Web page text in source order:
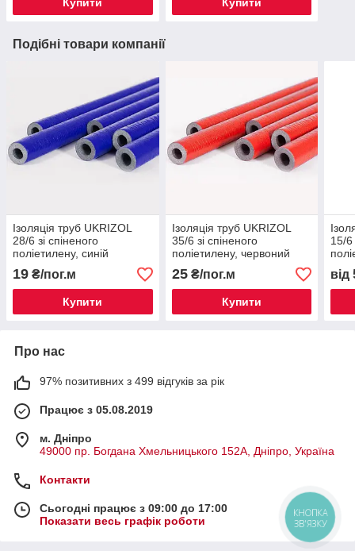
Купити Купити
Подібні товари компанії
Ізоляція труб UKRIZOL
28/6 зі спіненого
поліетилену, синій
19 ₴/пог.м
Купити
Ізоляція труб UKRIZOL
35/6 зі спіненого
поліетилену, червоний
25₴/пог.м
Купити
15/6
від
Про нас
97% позитивних з 499 відгуків за рік
Працює з 05.08.2019
м. Дніпро
49000 пр. Богдана Хмельницького 152А, Дніпро, Україна
Контакти
Сьогодні працює з 09:00 до 17:00
Показати весь графік роботи
КНОПКА
ЗВ'ЯЗКУ